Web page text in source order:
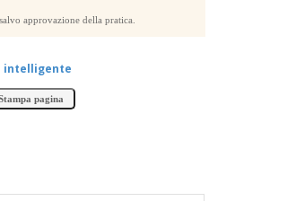
approvazione della pratica.
intelligente
pagina